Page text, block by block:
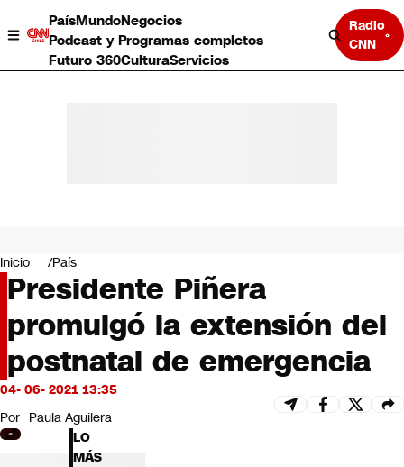
PaísMundoNegocios
Podcast y Programas completos
Futuro 360CulturaServicios
Radio
CNN
Negocios
Deportes
Programas completos
Cultura
Servicios
Bits
CNN tiempo
Futuro 360
Opinión
Inicio País
Presidente Piñera
promulgó la extensión del
postnatal de emergencia
04- 06- 2021 13:35
Por Paula Aguilera
LO
MÁS